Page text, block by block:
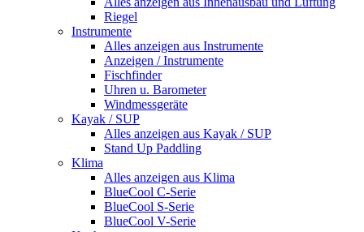
Riegel
Instrumente
Alles anzeigen aus Instrumente
Anzeigen / Instrumente
Fischfinder
Uhren u. Barometer
Windmessgeräte
Kayak / SUP
Alles anzeigen aus Kayak / SUP
Stand Up Paddling
Klima
Alles anzeigen aus Klima
BlueCool C-Serie
BlueCool S-Serie
BlueCool V-Serie